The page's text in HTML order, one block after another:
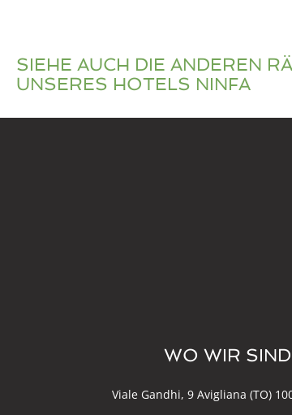
SIEHE AUCH DIE ANDEREN
UNSERES HOTELS NINFA
WO WIR SIND
Viale Gandhi, 9 Avigliana (TO)